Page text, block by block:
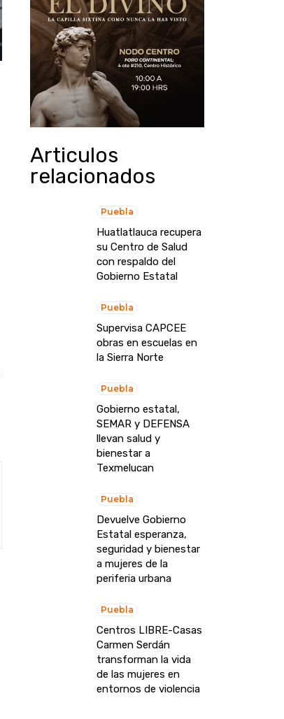
Articulos
relacionados
Puebla
Huatlatlauca recupera
su Centro de Salud
con respaldo del
Gobierno Estatal
Puebla
Supervisa CAPCEE
obras en escuelas en
la Sierra Norte
Puebla
Gobierno estatal,
SEMAR y DEFENSA
llevan salud y
bienestar a
Texmelucan
Puebla
Devuelve Gobierno
Estatal esperanza,
seguridad y bienestar
a mujeres de la
periferia urbana
Puebla
Centros LIBRE-Casas
Carmen Serdán
transforman la vida
de las mujeres en
entornos de violencia